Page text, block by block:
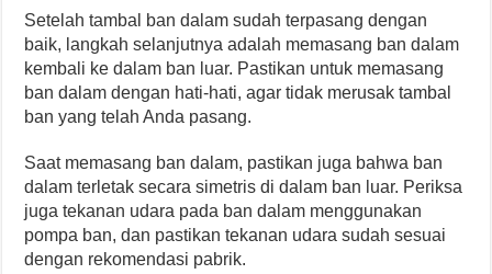
Setelah tambal ban dalam sudah terpasang dengan
baik, langkah selanjutnya adalah memasang ban dalam
kembali ke dalam ban luar. Pastikan untuk memasang
ban dalam dengan hati-hati, agar tidak merusak tambal
ban yang telah Anda pasang.
Saat memasang ban dalam, pastikan juga bahwa ban
dalam terletak secara simetris di dalam ban luar. Periksa
juga tekanan udara pada ban dalam menggunakan
pompa ban, dan pastikan tekanan udara sudah sesuai
dengan rekomendasi pabrik.